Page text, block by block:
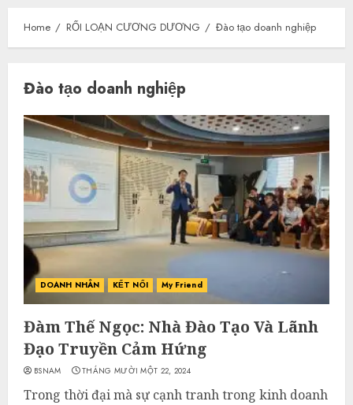
Home RỐI LOẠN CƯƠNG DƯƠNG Đào tạo doanh nghiệp
Đào tạo doanh nghiệp
DOANH NHÂN KẾT NỐI My Friend
Đàm Thế Ngọc: Nhà Đào Tạo Và Lãnh
Đạo Truyền Cảm Hứng
BSNAM THÁNG MƯỜI MỘT 22, 2024
Trong thời đại mà sự cạnh tranh trong kinh doanh